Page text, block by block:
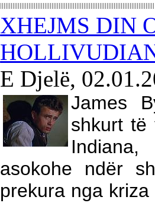
XHEJMS DIN
E Djelë,
James
shkurt të
asokohe ndër
prekura nga